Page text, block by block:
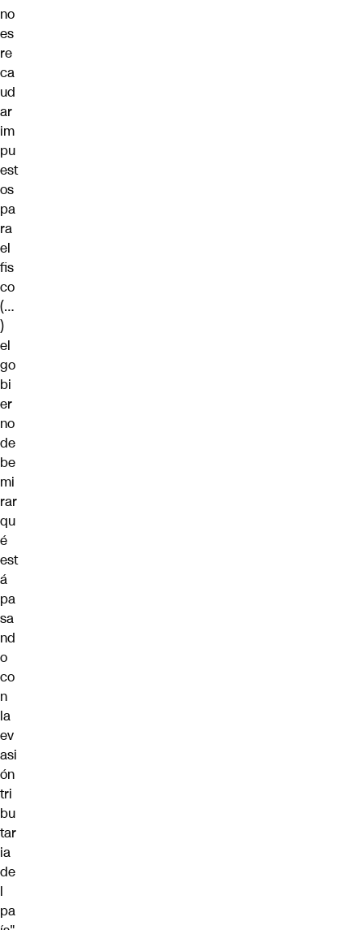
no
es
re
ca
ud
ar
im
pu
est
os
pa
ra
el
fis
co
(…
)
el
go
bi
er
no
de
be
mi
rar
qu
é
est
á
pa
sa
nd
o
co
n
la
ev
asi
ón
tri
bu
tar
ia
de
l
pa